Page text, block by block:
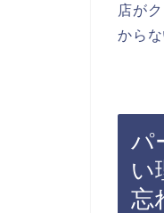
店が
から
パ
い
忘